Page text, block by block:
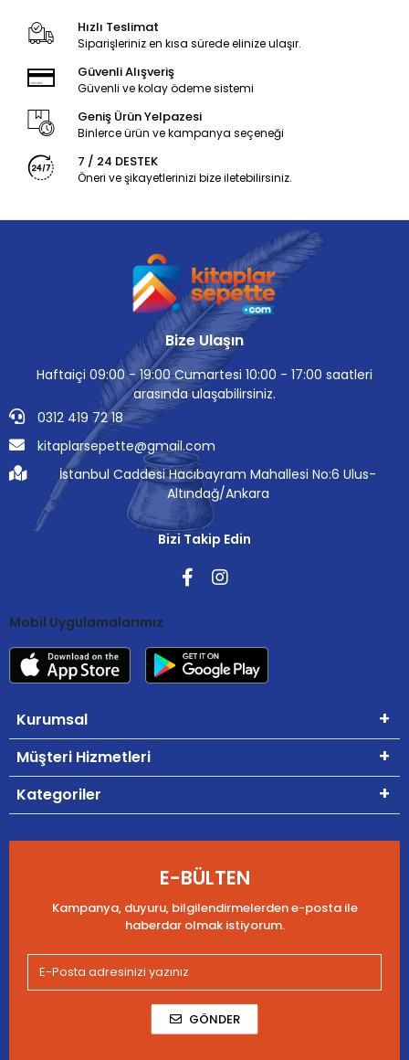
Hızlı Teslimat
Siparişleriniz en kısa sürede elinize ulaşır.
Güvenli Alışveriş
Güvenli ve kolay ödeme sistemi
Geniş Ürün Yelpazesi
Binlerce ürün ve kampanya seçeneği
7 / 24 DESTEK
Öneri ve şikayetlerinizi bize iletebilirsiniz.
Bize Ulaşın
Haftaiçi 09:00 - 19:00 Cumartesi 10:00 - 17:00 saatleri
arasında ulaşabilirsiniz.
0312 419 72 18
kitaplarsepette@gmail.com
İstanbul Caddesi Hacıbayram Mahallesi No:6 Ulus-
Altındağ/Ankara
Bizi Takip Edin
Mobil Uygulamalarımız
Kurumsal
Müşteri Hizmetleri
Kategoriler
E-BÜLTEN
Kampanya, duyuru, bilgilendirmelerden e-posta ile
haberdar olmak istiyorum.
GÖNDER